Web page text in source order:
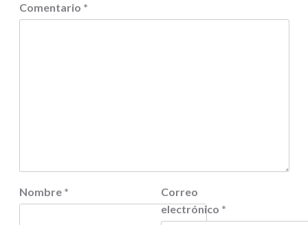
Comentario *
Nombre *
Correo
electrónico *